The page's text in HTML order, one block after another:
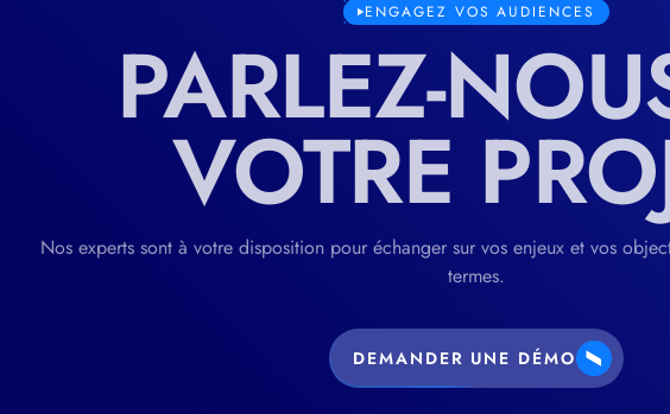
ENGAGEZ VOS AUDIENCES
PARLEZ-
VOTRE
Nos experts sont à votre disposition pour échanger sur vos enjeux et vos
termes.
DEMANDER UNE DÉMO